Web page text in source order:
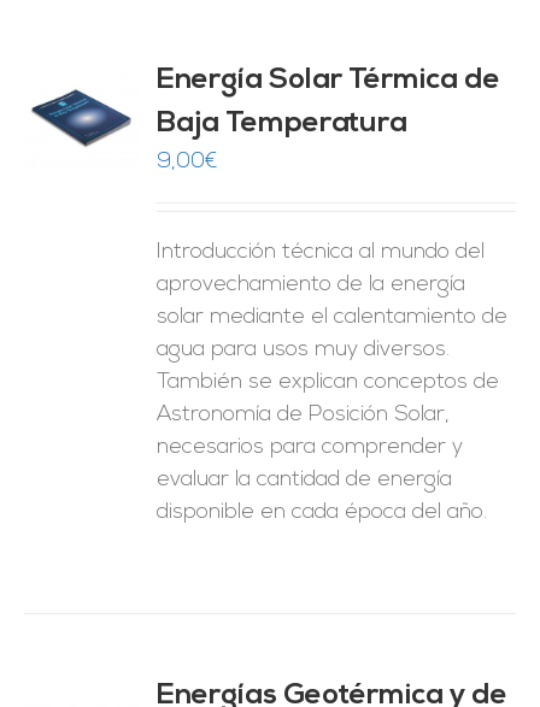
Energía Solar Térmica de
Baja Temperatura
9,00€
Introducción técnica al mundo del
aprovechamiento de la energía
solar mediante el calentamiento de
agua para usos muy diversos.
También se explican conceptos de
Astronomía de Posición Solar,
necesarios para comprender y
evaluar la cantidad de energía
disponible en cada época del año.
Energías Geotérmica y de